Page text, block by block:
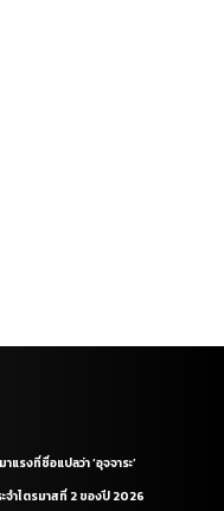
รงที่ชื่อแปลว่า ‘อุจจาระ’
ำไตรมาสที่ 2 ของปี 2026